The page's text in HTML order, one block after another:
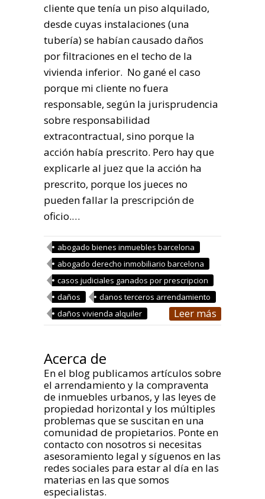
cliente que tenía un piso alquilado,
desde cuyas instalaciones (una
tubería) se habían causado daños
por filtraciones en el techo de la
vivienda inferior. No gané el caso
porque mi cliente no fuera
responsable, según la jurisprudencia
sobre responsabilidad
extracontractual, sino porque la
acción había prescrito. Pero hay que
explicarle al juez que la acción ha
prescrito, porque los jueces no
pueden fallar la prescripción de
oficio.…
abogado bienes inmuebles barcelona
abogado derecho inmobiliario barcelona
casos judiciales ganados por prescripcion
daños
danos terceros arrendamiento
daños vivienda alquiler
Leer más
Acerca de
En el blog publicamos artículos sobre
el arrendamiento y la compraventa
de inmuebles urbanos, y las leyes de
propiedad horizontal y los múltiples
problemas que se suscitan en una
comunidad de propietarios. Ponte en
contacto con nosotros si necesitas
asesoramiento legal y síguenos en las
redes sociales para estar al día en las
materias en las que somos
especialistas.